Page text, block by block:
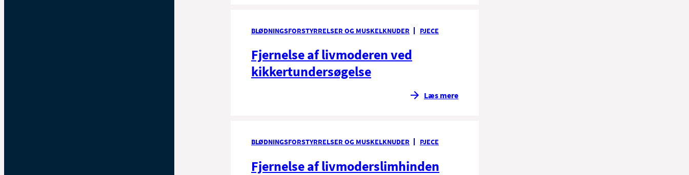
BLØDNINGSFORSTYRRELSER OG MUSKELKNUDER PJECE
Fjernelse af livmoderen ved
kikkertundersøgelse
Læs mere
BLØDNINGSFORSTYRRELSER OG MUSKELKNUDER PJECE
Fjernelse af livmoderslimhinden